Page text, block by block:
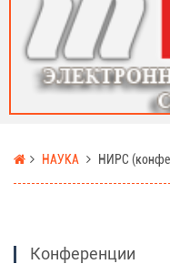
НАУКА НИРС
Конференции